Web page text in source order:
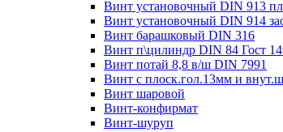
Винт установочный DIN 913
Винт установочный DIN 914
Винт барашковый DIN 316
Винт п\цилиндр DIN 84 Гост
Винт потай 8,8 в/ш DIN 7991
Винт с плоск.гол.13мм и
Винт шаровой
Винт-конфирмат
Винт-шуруп